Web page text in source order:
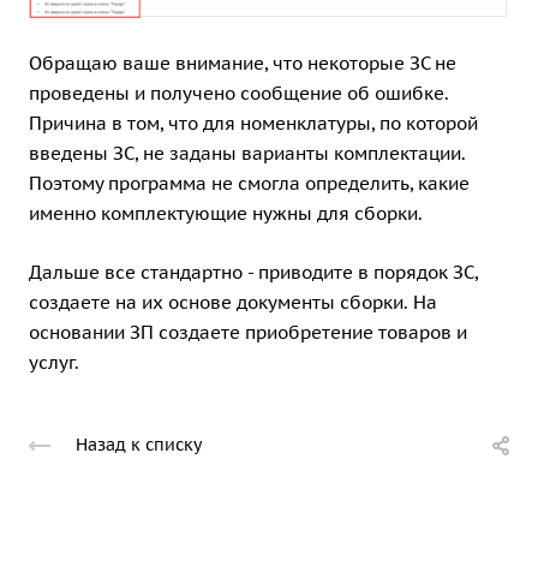
Обращаю ваше внимание, что некоторые ЗС не
проведены и получено сообщение об ошибке.
Причина в том, что для номенклатуры, по которой
введены ЗС, не заданы варианты комплектации.
Поэтому программа не смогла определить, какие
именно комплектующие нужны для сборки.
Дальше все стандартно - приводите в порядок ЗС,
создаете на их основе документы сборки. На
основании ЗП создаете приобретение товаров и
услуг.
Назад к списку